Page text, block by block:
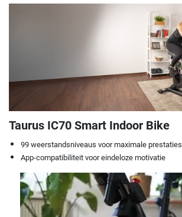
Taurus IC70 Smart Indoor Bike
99 weerstandsniveaus voor maximale prestaties
App-compatibiliteit voor eindeloze motivatie